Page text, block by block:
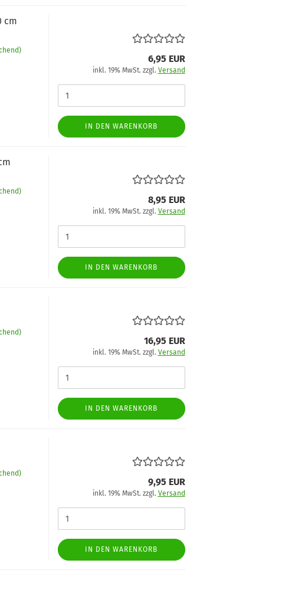
cm
6,95 EUR
inkl. 19% MwSt. zzgl. Versand
IN DEN WARENKORB
8,95 EUR
inkl. 19% MwSt. zzgl. Versand
IN DEN WARENKORB
16,95 EUR
inkl. 19% MwSt. zzgl. Versand
IN DEN WARENKORB
9,95 EUR
inkl. 19% MwSt. zzgl. Versand
IN DEN WARENKORB